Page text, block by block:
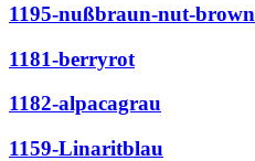
1195-nußbraun-nut-brown
1181-berryrot
1182-alpacagrau
1159-Linaritblau